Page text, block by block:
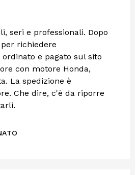
seri e professionali. Dopo
richiedere
e pagato sul sito
con motore Honda,
La spedizione è
Che dire, c'è da riporre